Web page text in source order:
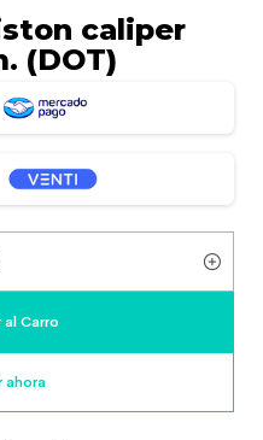
caliper
(DOT)
Carro
ahora